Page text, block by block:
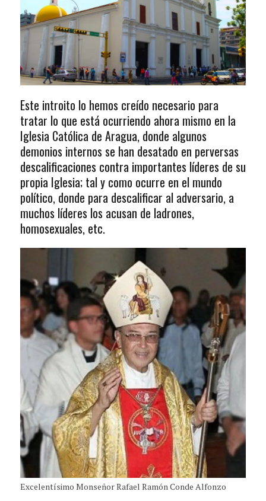
Este introito lo hemos creído necesario para
tratar lo que está ocurriendo ahora mismo en la
Iglesia Católica de Aragua, donde algunos
demonios internos se han desatado en perversas
descalificaciones contra importantes líderes de su
propia Iglesia; tal y como ocurre en el mundo
político, donde para descalificar al adversario, a
muchos líderes los acusan de ladrones,
homosexuales, etc.
Excelentísimo Monseñor Rafael Ramón Conde Alfonzo